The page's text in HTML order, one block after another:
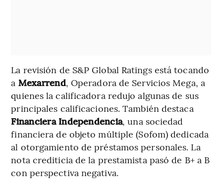
La revisión de S&P Global Ratings está tocando
a Mexarrend, Operadora de Servicios Mega, a
quienes la calificadora redujo algunas de sus
principales calificaciones. También destaca
Financiera Independencia, una sociedad
financiera de objeto múltiple (Sofom) dedicada
al otorgamiento de préstamos personales. La
nota crediticia de la prestamista pasó de B+ a B
con perspectiva negativa.